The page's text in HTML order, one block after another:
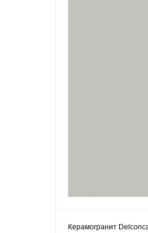
Керамогранит